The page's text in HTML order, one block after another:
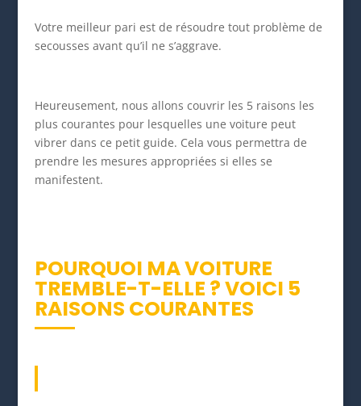
Votre meilleur pari est de résoudre tout problème de
secousses avant qu’il ne s’aggrave.
Heureusement, nous allons couvrir les 5 raisons les
plus courantes pour lesquelles une voiture peut
vibrer dans ce petit guide. Cela vous permettra de
prendre les mesures appropriées si elles se
manifestent.
POURQUOI MA VOITURE
TREMBLE-T-ELLE ? VOICI 5
RAISONS COURANTES